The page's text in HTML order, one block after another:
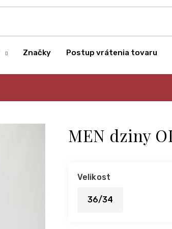
Značky Postup vrátenia tovaru
MEN dziny
Velikost
36/34